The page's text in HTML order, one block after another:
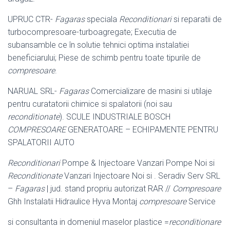
UPRUC CTR- Fagarasspeciala Reconditionarisi reparatii de
turbocompresoare-turboagregate; Executia de
subansamble ce în solutie tehnici optima instalatiei
beneficiarului; Piese de schimb pentru toate tipurile de
compresoare.
NARUAL SRL- FagarasComercializare de masini si utilaje
pentru curatatorii chimice si spalatorii (noi sau
reconditionate). SCULE INDUSTRIALE BOSCH
COMPRESOAREGENERATOARE – ECHIPAMENTE PENTRU
SPALATORII AUTO
ReconditionariPompe & Injectoare Vanzari Pompe Noi si
ReconditionateVanzari Injectoare Noi si . Seradiv Serv SRL
– Fagaras| jud. stand propriu autorizat RAR // Compresoare
Ghh Instalatii Hidraulice Hyva Montaj compresoareService
si consultanta in domeniul maselor plastice =reconditionare